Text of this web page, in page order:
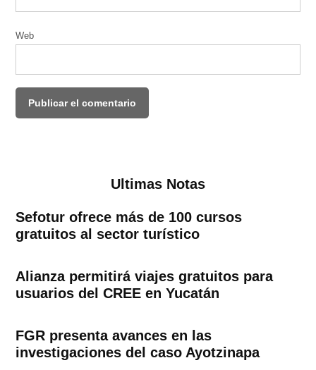
Web
Ultimas Notas
Sefotur ofrece más de 100 cursos
gratuitos al sector turístico
Alianza permitirá viajes gratuitos para
usuarios del CREE en Yucatán
FGR presenta avances en las
investigaciones del caso Ayotzinapa